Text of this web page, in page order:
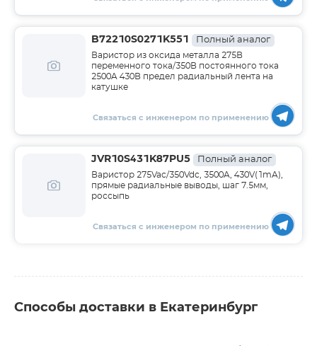
B72210S0271K551 Полный аналог
Варистор из оксида металла 275В
переменного тока/350В постоянного тока
2500A 430В предел радиальный лента на
катушке
Связаться с инженером по применению
JVR10S431K87PU5 Полный аналог
Варистор 275Vac/350Vdc, 3500A, 430V(1mA),
прямые радиальные выводы, шаг 7.5мм,
россыпь
Связаться с инженером по применению
Способы доставки в Екатеринбург